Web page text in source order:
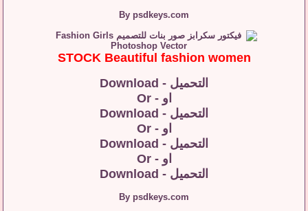
By psdkeys.com
STOCK Beautiful fashion women
التحميل - Download
او - Or
التحميل - Download
او - Or
التحميل - Download
او - Or
التحميل - Download
By psdkeys.com